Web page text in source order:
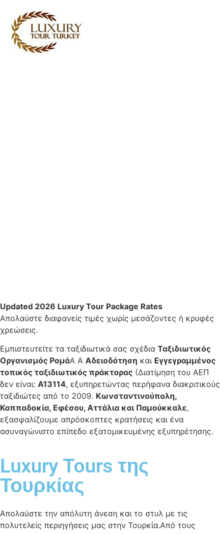
Updated 2026 Luxury Tour Package Rates
Απολαύστε διαφανείς τιμές χωρίς μεσάζοντες ή κρυφές
χρεώσεις.
Εμπιστευτείτε τα ταξιδιωτικά σας σχέδια Ταξιδιωτικός
Οργανισμός ΡομάΑ Α Αδειοδότηση και Εγγεγραμμένος
τοπικός ταξιδιωτικός πράκτορας (Διατίμηση του ΑΕΠ
δεν είναι: Α13114, εξυπηρετώντας περήφανα διακριτικούς
ταξιδιώτες από το 2009. Κωνσταντινούπολη,
Καππαδοκία, Εφέσου, Αττάλια και Παμούκκαλε,
εξασφαλίζουμε απρόσκοπτες κρατήσεις και ένα
ασυναγώνιστο επίπεδο εξατομικευμένης εξυπηρέτησης.
Luxury Tours της
Τουρκίας
Απολαύστε την απόλυτη άνεση και το στυλ με τις
πολυτελείς περιηγήσεις μας στην Τουρκία.Από τους